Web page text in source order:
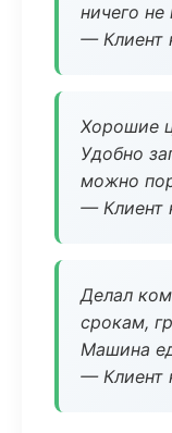
ничего не
— Клиент
Хорошие
Удобно
можно
— Клиент
Делал
срокам,
Машина
— Клиент